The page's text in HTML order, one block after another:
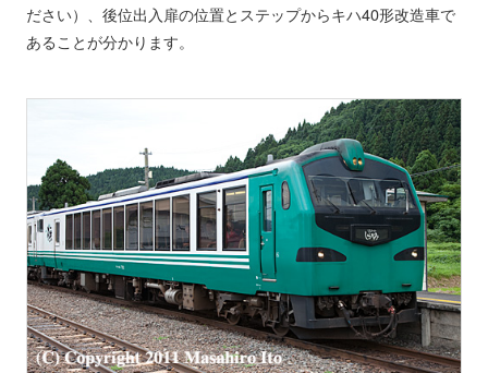
ださい）、後位出入扉の位置とステップからキハ40形改造車で
あることが分かります。